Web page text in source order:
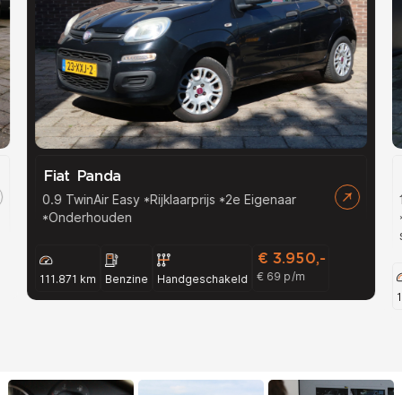
Fiat Panda
0.9 TwinAir Easy *Rijklaarprijs *2e Eigenaar
*Onderhouden
111.871 km Benzine Handgeschakeld
€ 3.950,-
€ 69 p/m